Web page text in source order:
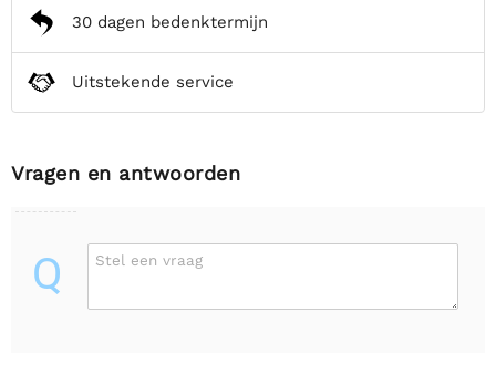
30 dagen bedenktermijn
Uitstekende service
Vragen en antwoorden
Q Stel een vraag